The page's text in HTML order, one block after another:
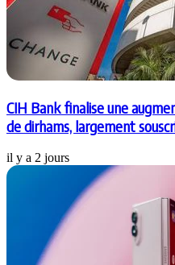
CIH Bank finalise une
de dirhams, largement
il y a 2 jours